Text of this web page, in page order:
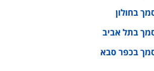
בחולון
בתל אביב
בכפר סבא